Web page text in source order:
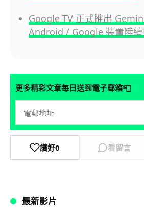
Google TV 正式推出
Android / Google 裝置陸
更多精彩文章每日送到電子郵箱📮
讚好0 看留言
最新影片